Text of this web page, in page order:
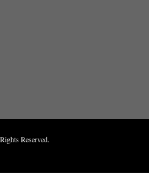
Reserved.